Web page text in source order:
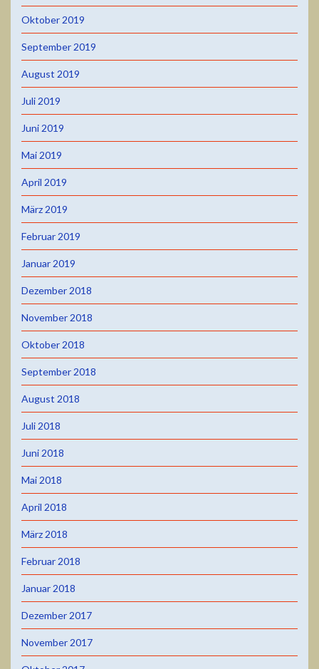
Oktober 2019
September 2019
August 2019
Juli 2019
Juni 2019
Mai 2019
April 2019
März 2019
Februar 2019
Januar 2019
Dezember 2018
November 2018
Oktober 2018
September 2018
August 2018
Juli 2018
Juni 2018
Mai 2018
April 2018
März 2018
Februar 2018
Januar 2018
Dezember 2017
November 2017